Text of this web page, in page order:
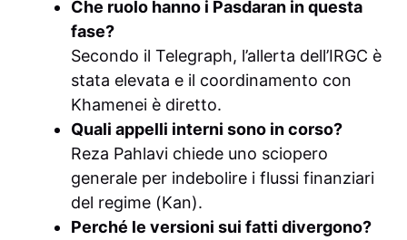
Che ruolo hanno i Pasdaran in questa
fase?
Secondo il Telegraph, l’allerta dell’IRGC è
stata elevata e il coordinamento con
Khamenei è diretto.
Quali appelli interni sono in corso?
Reza Pahlavi chiede uno sciopero
generale per indebolire i flussi finanziari
del regime (Kan).
Perché le versioni sui fatti divergono?